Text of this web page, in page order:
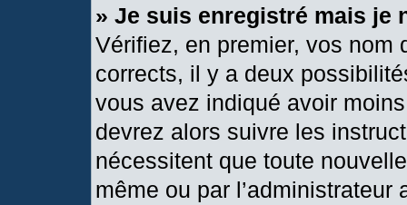
» Je suis enregistré mais je
Vérifiez, en premier, vos nom
corrects, il y a deux
vous avez indiqué avoir
devrez alors suivre les
nécessitent que toute
même ou par